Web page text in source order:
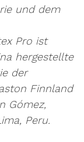
und dem
Pro ist
hergestellte
der
Finnland
Gómez,
Peru.